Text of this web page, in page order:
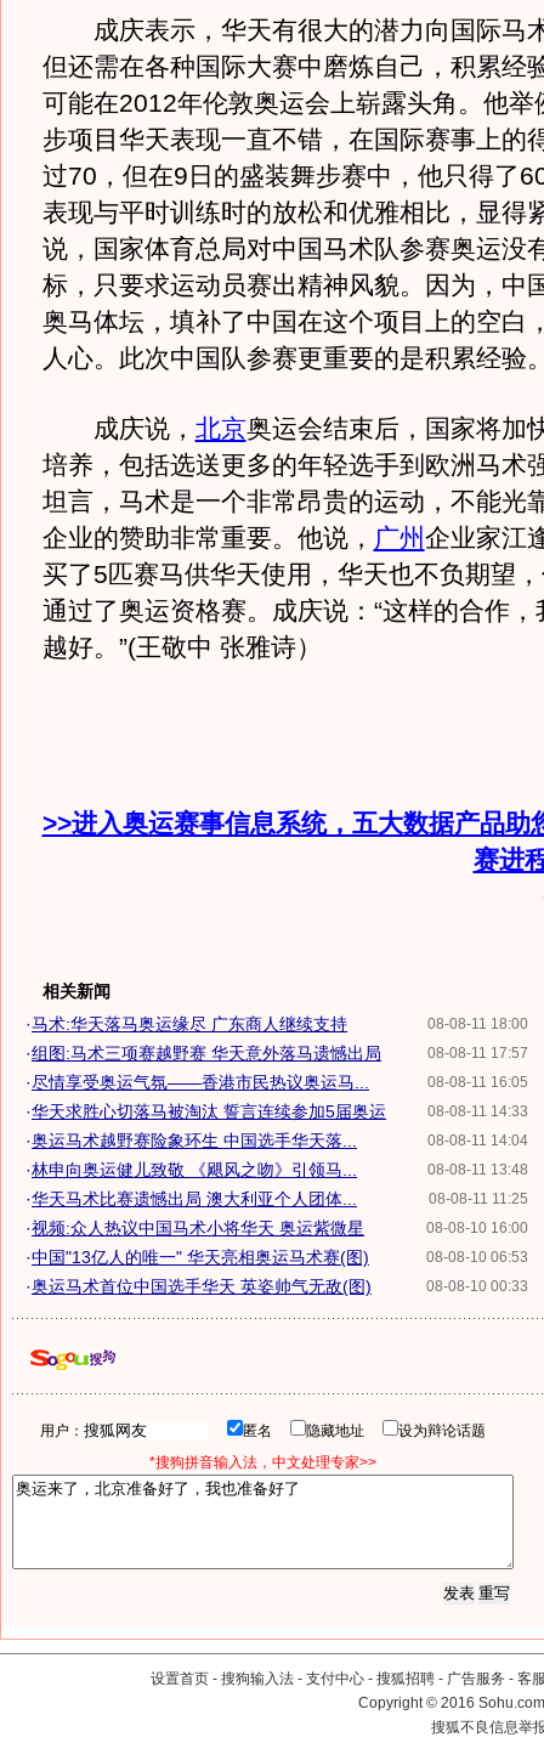
成庆表示，华天有很大的潜力向国际马
但还需在各种国际大赛中磨炼自己，积累经
可能在2012年伦敦奥运会上崭露头角。他举
步项目华天表现一直不错，在国际赛事上的
过70，但在9日的盛装舞步赛中，他只得了
表现与平时训练时的放松和优雅相比，显得
说，国家体育总局对中国马术队参赛奥运没
标，只要求运动员赛出精神风貌。因为，中
奥马体坛，填补了中国在这个项目上的空白
人心。此次中国队参赛更重要的是积累经验
成庆说， 北京奥运会结束后，国家将加
培养，包括选送更多的年轻选手到欧洲马术
坦言，马术是一个非常昂贵的运动，不能光
企业的赞助非常重要。他说， 广州企业家江
买了5匹赛马供华天使用，华天也不负期望
通过了奥运资格赛。成庆说：“这样的合作
越好。”(王敬中 张雅诗）
>>进入奥运赛事信息系统，五大数据产品助
赛进
相关新闻
08-08-11 18:00
·马术:华天落马奥运缘尽 广东商人继续支持
08-08-11 17:57
·组图:马术三项赛越野赛 华天意外落马遗憾出局
08-08-11 16:05
·尽情享受奥运气氛——香港市民热议奥运马...
08-08-11 14:33
·华天求胜心切落马被淘汰 誓言连续参加5届奥运
08-08-11 14:04
·奥运马术越野赛险象环生 中国选手华天落...
08-08-11 13:48
·林申向奥运健儿致敬 《飓风之吻》引领马...
08-08-11 11:25
·华天马术比赛遗憾出局 澳大利亚个人团体...
08-08-10 16:00
·视频:众人热议中国马术小将华天 奥运紫微星
08-08-10 06:53
·中国"13亿人的唯一" 华天亮相奥运马术赛(图)
08-08-10 00:33
·奥运马术首位中国选手华天 英姿帅气无敌(图)
用户： 匿名 隐藏地址
设为辩论话题
*搜狗拼音输入法，中文处理专家>>
设置首页 - 搜狗输入法 - 支付中心 - 搜狐招聘 - 广告服务 - 客
Copyright©2016
搜狐不良信息举